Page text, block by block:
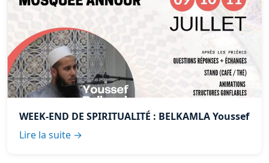
WEEK-END DE SPIRITUALITÉ : BELKAMLA Youssef
Lire la suite →